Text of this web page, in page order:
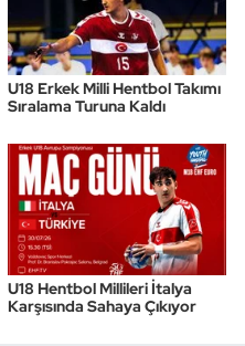
U18 Erkek Milli Hentbol Takımı
Sıralama Turuna Kaldı
U18 Hentbol Millileri İtalya
Karşısında Sahaya Çıkıyor